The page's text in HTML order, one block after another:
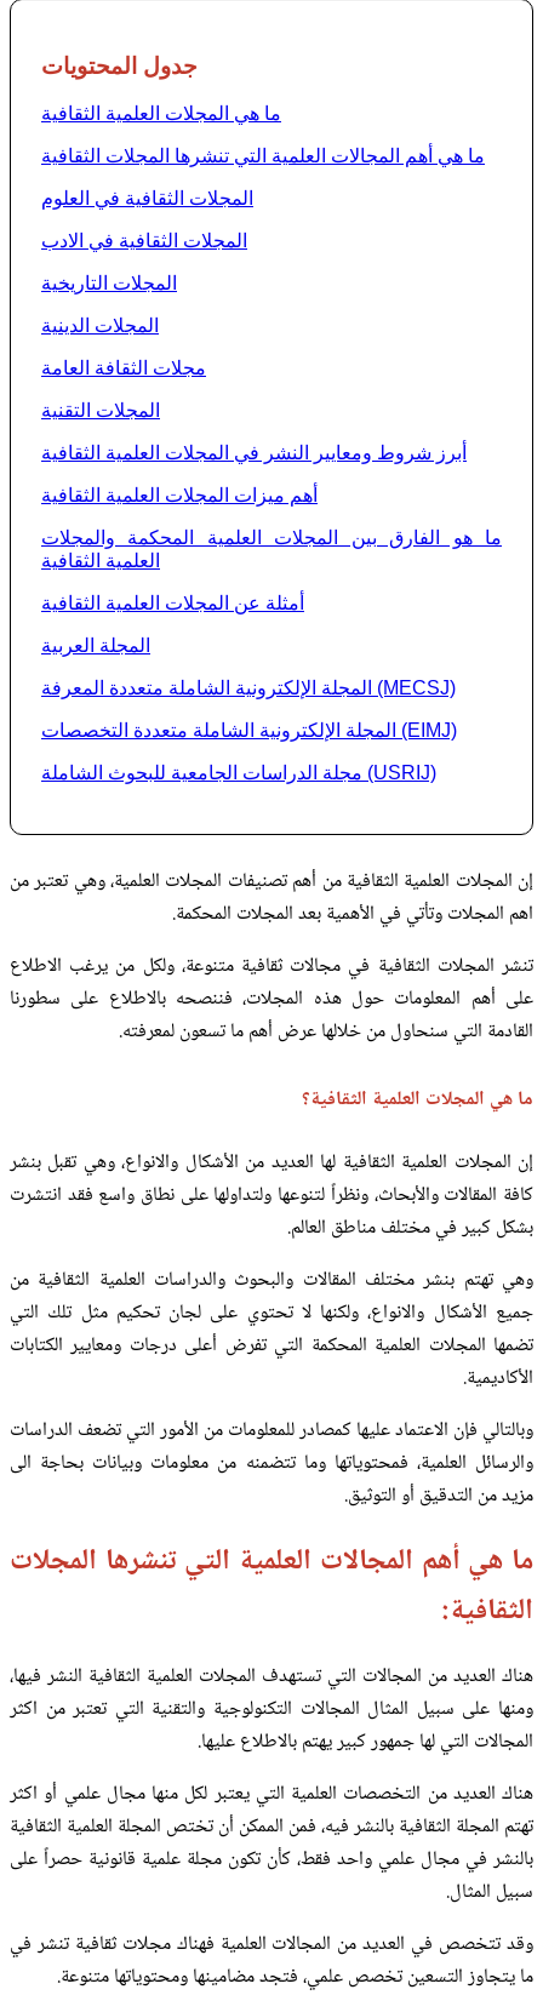
جدول المحتويات
ما هي المجلات العلمية الثقافية
ما هي أهم المجالات العلمية التي تنشرها المجلات الثقافية
المجلات الثقافية في العلوم
المجلات الثقافية في الادب
المجلات التاريخية
المجلات الدينية
مجلات الثقافة العامة
المجلات التقنية
أبرز شروط ومعايير النشر في المجلات العلمية الثقافية
أهم ميزات المجلات العلمية الثقافية
ما هو الفارق بين المجلات العلمية المحكمة والمجلات
العلمية الثقافية
أمثلة عن المجلات العلمية الثقافية
المجلة العربية
المجلة الإلكترونية الشاملة متعددة المعرفة (MECSJ)
المجلة الإلكترونية الشاملة متعددة التخصصات (EIMJ)
مجلة الدراسات الجامعية للبحوث الشاملة (USRIJ)
إن المجلات العلمية الثقافية من أهم تصنيفات المجلات العلمية، وهي تعتبر من
اهم المجلات وتأتي في الأهمية بعد المجلات المحكمة.
تنشر المجلات الثقافية في مجالات ثقافية متنوعة، ولكل من يرغب الاطلاع
على أهم المعلومات حول هذه المجلات، فننصحه بالاطلاع على سطورنا
القادمة التي سنحاول من خلالها عرض أهم ما تسعون لمعرفته.
ما هي المجلات العلمية الثقافية؟
إن المجلات العلمية الثقافية لها العديد من الأشكال والانواع، وهي تقبل بنشر
كافة المقالات والأبحاث، ونظراً لتنوعها ولتداولها على نطاق واسع فقد انتشرت
بشكل كبير في مختلف مناطق العالم.
وهي تهتم بنشر مختلف المقالات والبحوث والدراسات العلمية الثقافية من
جميع الأشكال والانواع، ولكنها لا تحتوي على لجان تحكيم مثل تلك التي
تضمها المجلات العلمية المحكمة التي تفرض أعلى درجات ومعايير الكتابات
الأكاديمية.
وبالتالي فإن الاعتماد عليها كمصادر للمعلومات من الأمور التي تضعف الدراسات
والرسائل العلمية، فمحتوياتها وما تتضمنه من معلومات وبيانات بحاجة الى
مزيد من التدقيق أو التوثيق.
ما هي أهم المجالات العلمية التي تنشرها المجلات
الثقافية:
هناك العديد من المجالات التي تستهدف المجلات العلمية الثقافية النشر فيها،
ومنها على سبيل المثال المجالات التكنولوجية والتقنية التي تعتبر من اكثر
المجالات التي لها جمهور كبير يهتم بالاطلاع عليها.
هناك العديد من التخصصات العلمية التي يعتبر لكل منها مجال علمي أو اكثر
تهتم المجلة الثقافية بالنشر فيه، فمن الممكن أن تختص المجلة العلمية الثقافية
بالنشر في مجال علمي واحد فقط، كأن تكون مجلة علمية قانونية حصراً على
سبيل المثال.
وقد تتخصص في العديد من المجالات العلمية فهناك مجلات ثقافية تنشر في
ما يتجاوز التسعين تخصص علمي، فتجد مضامينها ومحتوياتها متنوعة.